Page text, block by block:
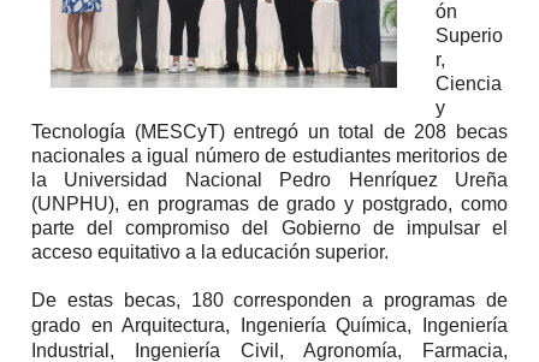
ón
Superio
r,
Ciencia
y
Tecnología (MESCyT) entregó un total de 208 becas
nacionales a igual número de estudiantes meritorios de
la Universidad Nacional Pedro Henríquez Ureña
(UNPHU), en programas de grado y postgrado, como
parte del compromiso del Gobierno de impulsar el
acceso equitativo a la educación superior.
De estas becas, 180 corresponden a programas de
grado en Arquitectura, Ingeniería Química, Ingeniería
Industrial, Ingeniería Civil, Agronomía, Farmacia,